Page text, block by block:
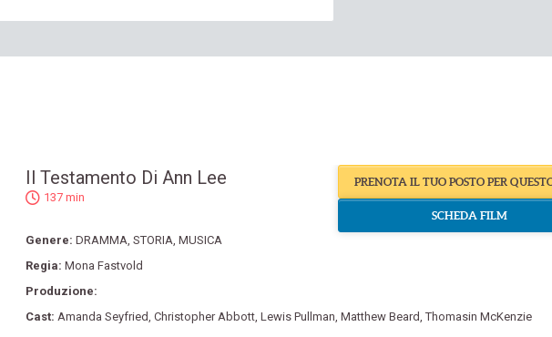
Il Testamento Di Ann Lee
137 min
Genere: DRAMMA, STORIA, MUSICA
Regia: Mona Fastvold
Produzione:
Cast: Amanda Seyfried, Christopher Abbott, Lewis Pullman, Matthew Beard,Thomasin McKenzie
PRENOTA IL TUO POSTO PER
SCHEDA FILM